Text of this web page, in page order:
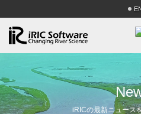
Ne
iRICの最新ニュース